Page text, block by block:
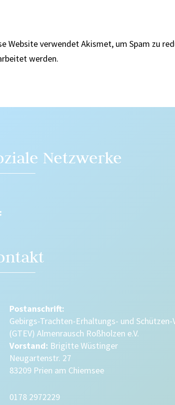
Website verwendet Akismet, um Spam zu
werden.
Netzwerke
Postanschrift:
Gebirgs-Trachten-Erhaltungs- und Schützen-
(GTEV) Almenrausch Roßholzen e.V.
Vorstand: Brigitte Wüstinger
Neugartenstr. 27
83209 Prien am Chiemsee
0178 2972229